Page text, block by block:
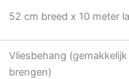
52 cm breed x 10 meter
Vliesbehang
brengen)